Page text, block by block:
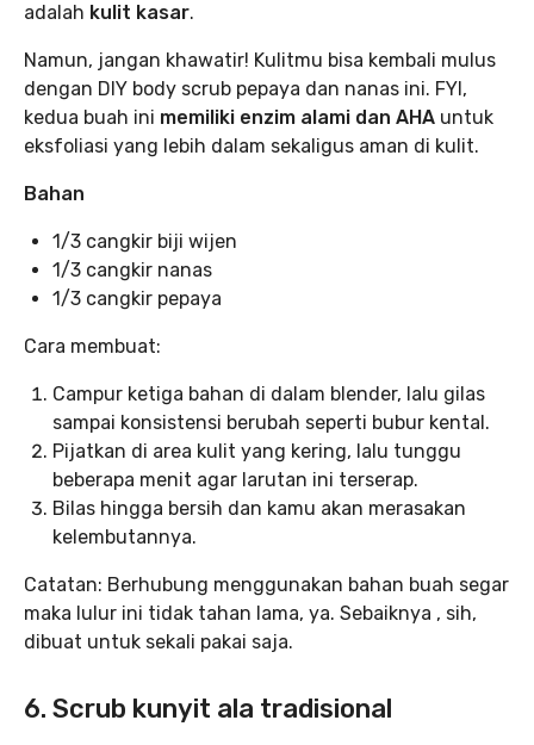
adalah kulit kasar.
Namun, jangan khawatir! Kulitmu bisa kembali mulus
dengan DIY body scrub pepaya dan nanas ini. FYI,
kedua buah ini memiliki enzim alami dan AHA untuk
eksfoliasi yang lebih dalam sekaligus aman di kulit.
Bahan
1/3 cangkir biji wijen
1/3 cangkir nanas
1/3 cangkir pepaya
Cara membuat:
Campur ketiga bahan di dalam blender, lalu gilas
sampai konsistensi berubah seperti bubur kental.
Pijatkan di area kulit yang kering, lalu tunggu
beberapa menit agar larutan ini terserap.
Bilas hingga bersih dan kamu akan merasakan
kelembutannya.
Catatan: Berhubung menggunakan bahan buah segar
maka lulur ini tidak tahan lama, ya. Sebaiknya , sih,
dibuat untuk sekali pakai saja.
6. Scrub kunyit ala tradisional